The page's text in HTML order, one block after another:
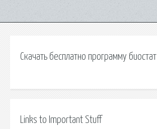
Скачать бесплатно программу биостат
Links to Important Stuff